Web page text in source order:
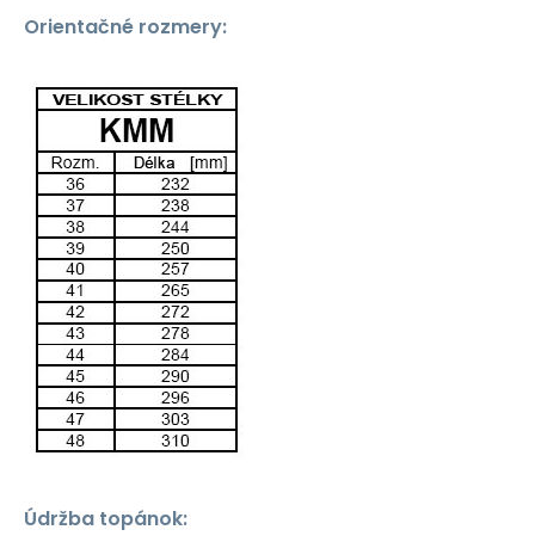
Orientačné rozmery:
Údržba topánok: